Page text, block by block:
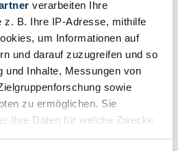
verarbeiten Ihre
z. B. Ihre IP-Adresse, mithilfe
um Informationen auf
und darauf zuzugreifen und so
und Inhalte, Messungen von
sowie
zu ermöglichen. Sie
Ihre Daten für welche Zwecke
jederzeit über die